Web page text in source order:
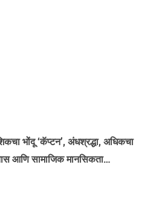
भोंदू ‘कॅप्टन’, अंधश्रद्धा, अधिकचा
आणि सामाजिक मानसिकता…